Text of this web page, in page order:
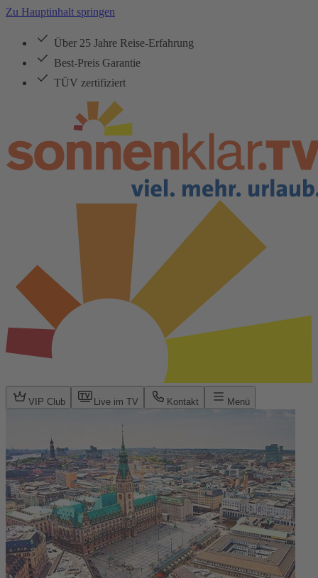
Zu Hauptinhalt springen
Über 25 Jahre Reise-Erfahrung
Best-Preis Garantie
TÜV zertifiziert
VIP Club Live im TV Kontakt Menü